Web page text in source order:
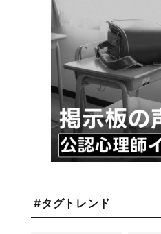
#タグトレンド